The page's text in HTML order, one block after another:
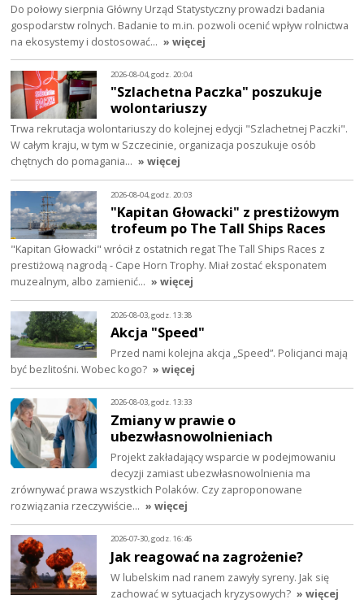
Do połowy sierpnia Główny Urząd Statystyczny prowadzi badania
gospodarstw rolnych. Badanie to m.in. pozwoli ocenić wpływ rolnictwa
na ekosystemy i dostosować… » więcej
2026-08-04, godz. 20:04
"Szlachetna Paczka" poszukuje
wolontariuszy
Trwa rekrutacja wolontariuszy do kolejnej edycji "Szlachetnej Paczki".
W całym kraju, w tym w Szczecinie, organizacja poszukuje osób
chętnych do pomagania… » więcej
2026-08-04, godz. 20:03
"Kapitan Głowacki" z prestiżowym
trofeum po The Tall Ships Races
"Kapitan Głowacki" wrócił z ostatnich regat The Tall Ships Races z
prestiżową nagrodą - Cape Horn Trophy. Miał zostać eksponatem
muzealnym, albo zamienić… » więcej
2026-08-03, godz. 13:38
Akcja "Speed"
Przed nami kolejna akcja „Speed”. Policjanci mają
być bezlitośni. Wobec kogo? » więcej
2026-08-03, godz. 13:33
Zmiany w prawie o
ubezwłasnowolnieniach
Projekt zakładający wsparcie w podejmowaniu
decyzji zamiast ubezwłasnowolnienia ma
zrównywać prawa wszystkich Polaków. Czy zaproponowane
rozwiązania rzeczywiście… » więcej
2026-07-30, godz. 16:46
Jak reagować na zagrożenie?
W lubelskim nad ranem zawyły syreny. Jak się
zachować w sytuacjach kryzysowych? » więcej